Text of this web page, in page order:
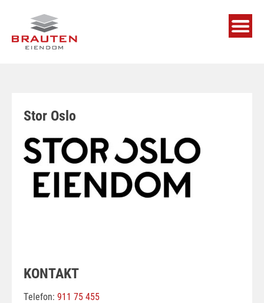
content
Stor Oslo
KONTAKT
Telefon: 911 75 455